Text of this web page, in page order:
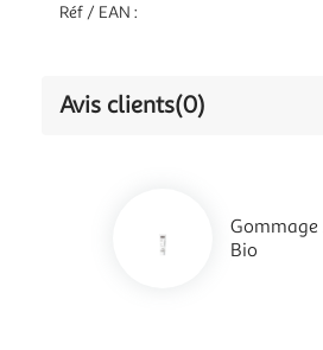
Réf / EAN :
Avis clients(0)
Gommage
Bio